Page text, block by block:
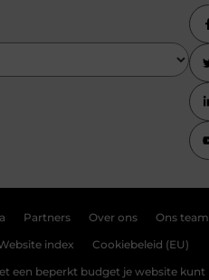
Partners Over ons Ons team
index Cookiebeleid (EU)
een beperkt budget je website kunt